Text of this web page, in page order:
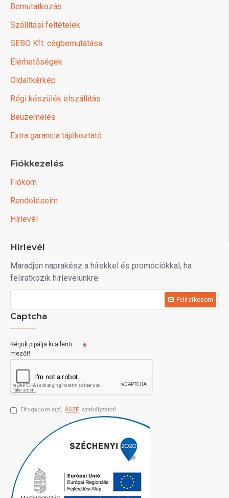
Bemutatkozás
Szállítási feltételek
SEBO Kft. cégbemutatása
Elérhetőségek
Oldaltkérkép
Régi készülék elszállítás
Beüzemelés
Extra garancia tájékoztató
Fiókkezelés
Fiókom
Rendeléseim
Hírlevél
Hírlevél
Maradjon naprakész a hírekkel és promóciókkal, ha
feliratkozik hírlevelünkre.
Felíratkozom
Captcha
Kérjük pipálja ki a lenti
mezőt!
Elfogadom a(z) ÁSZF szabályzatot!